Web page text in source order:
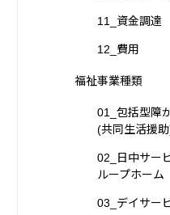
11_資金調達
12_費用
福祉事業種類
01_包括型障
(共同生活援
02_日中サー
ループホーム
03_デイサー